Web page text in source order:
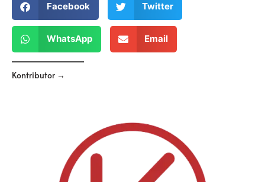
Facebook Twitter
WhatsApp Email
Kontributor →